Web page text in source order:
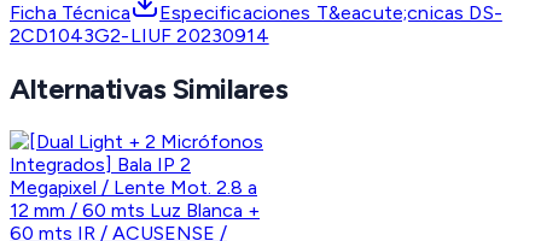
Ficha Técnica
Especificaciones T&eacute;cnicas DS-
2CD1043G2-LIUF 20230914
Alternativas Similares